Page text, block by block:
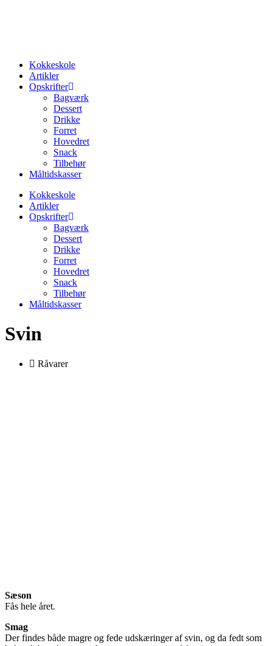
Kokkeskole
Artikler
Opskrifter
Bagværk
Dessert
Drikke
Forret
Hovedret
Snack
Tilbehør
Måltidskasser
Kokkeskole
Artikler
Opskrifter
Bagværk
Dessert
Drikke
Forret
Hovedret
Snack
Tilbehør
Måltidskasser
Svin
Råvarer
Sæson
Fås hele året.
Smag
Der findes både magre og fede udskæringer af svin, og da fedt som